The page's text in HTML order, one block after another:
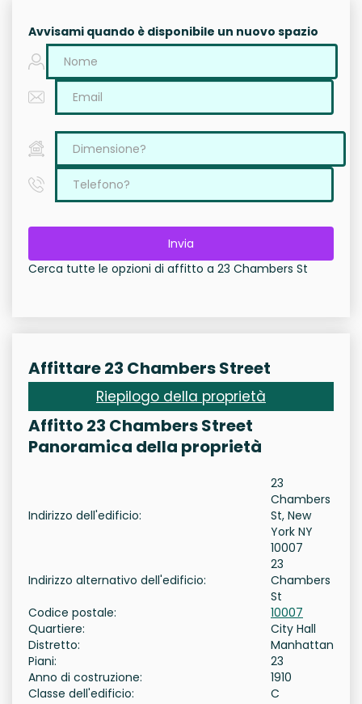
Avvisami quando è disponibile un nuovo spazio
Invia
Cerca tutte le opzioni di affitto a 23 Chambers St
Affittare 23 Chambers Street
Riepilogo della proprietà
Affitto 23 Chambers Street
Panoramica della proprietà
Indirizzo dell'edificio:
23
Chambers
St, New
York NY
10007
Indirizzo alternativo dell'edificio:
23
Chambers
St
Codice postale:
10007
Quartiere:
City Hall
Distretto:
Manhattan
Piani:
23
Anno di costruzione:
1910
Classe dell'edificio:
C